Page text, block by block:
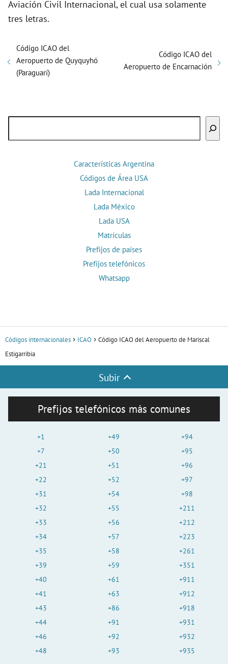
Aviación Civil Internacional, el cual usa solamente
tres letras.
Código ICAO del
Aeropuerto de Quyquyhó
(Paraguarí)
Código ICAO del
Aeropuerto de Encarnación
Características Argentina
Códigos de Área USA
Lada Internacional
Lada México
Lada USA
Matrículas
Prefijos de países
Prefijos telefónicos
Whatsapp
Códigos internacionales ICAO
Código ICAO del Aeropuerto de Mariscal
Estigarribia
Subir
Prefijos telefónicos más comunes
+1
+7
+21
+22
+31
+32
+33
+34
+35
+39
+40
+41
+43
+44
+46
+48
+49
+50
+51
+52
+54
+55
+56
+57
+58
+59
+61
+63
+86
+91
+92
+93
+94
+95
+96
+97
+98
+211
+212
+223
+261
+351
+911
+912
+918
+931
+932
+935